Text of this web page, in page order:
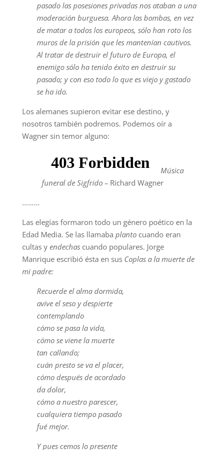
pasado las posesiones privadas nos ataban a una
moderación burguesa. Ahora las bombas, en vez
de matar a todos los europeos, sólo han roto los
muros de la prisión que les mantenían cautivos.
Al tratar de destruir el futuro de Europa, el
enemigo sólo ha tenido éxito en destruir su
pasado; y con eso todo lo que es viejo y gastado
se ha ido.
Los alemanes supieron evitar ese destino, y
nosotros también podremos. Podemos oír a
Wagner sin temor alguno:
Música
funeral de Sigfrido – Richard Wagner
………
Las elegías formaron todo un género poético en la
Edad Media. Se las llamaba plantocuando eran
cultas y endechascuando populares. Jorge
Manrique escribió ésta en sus Coplas a la muerte de
mi padre:
Recuerde el alma dormida,
avive el seso y despierte
contemplando
cómo se pasa la vida,
cómo se viene la muerte
tan callando;
cuán presto se va el placer,
cómo después de acordado
da dolor,
cómo a nuestro parescer,
cualquiera tiempo pasado
fué mejor.
Y pues cemos lo presente